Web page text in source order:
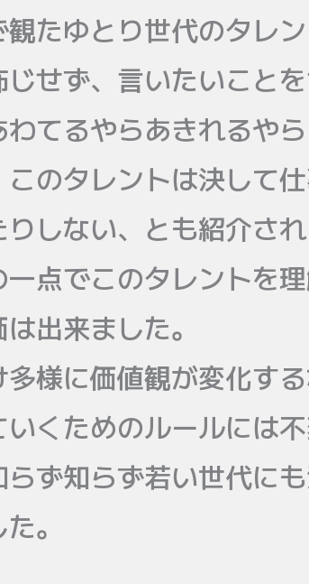
観たゆとり世代のタレ
じせず、言いたいこと
てるやらあきれるやら
このタレントは決して
しない、とも紹介され
点でこのタレントを
出来ました。
多様に価値観が変化す
くためのルールには不
らず知らず若い世代に
。